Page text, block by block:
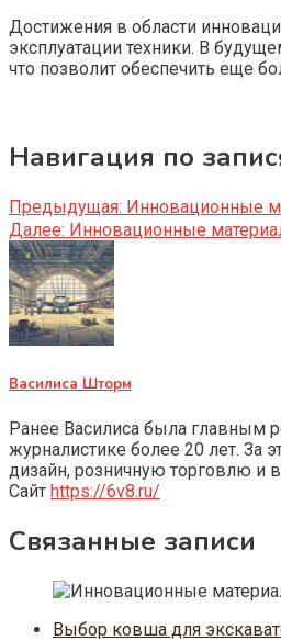
Достижения в области
эксплуатации техники. В
что позволит обеспечить еще
Навигация по
Предыдущая: Инновационные
Далее: Инновационные
Василиса Шторм
Ранее Василиса была главным
журналистике более 20 лет. За
дизайн, розничную торговлю и
Сайт https://6v8.ru/
Связанные записи
Выбор ковша для